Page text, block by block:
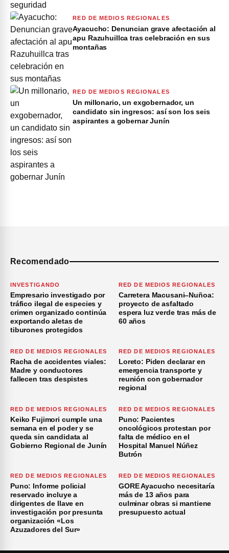
RED DE MEDIOS REGIONALES
Ayacucho: Denuncian grave afectación al
apu Razuhuillca tras celebración en sus
montañas
RED DE MEDIOS REGIONALES
Un millonario, un exgobernador, un
candidato sin ingresos: así son los seis
aspirantes a gobernar Junín
Recomendado
INVESTIGANDO
Empresario investigado por
tráfico ilegal de especies y
crimen organizado continúa
exportando aletas de
tiburones protegidos
RED DE MEDIOS REGIONALES
Carretera Macusani–Nuñoa:
proyecto de asfaltado
espera luz verde tras más de
60 años
RED DE MEDIOS REGIONALES
Racha de accidentes viales:
Madre y conductores
fallecen tras despistes
RED DE MEDIOS REGIONALES
Loreto: Piden declarar en
emergencia transporte y
reunión con gobernador
regional
RED DE MEDIOS REGIONALES
Keiko Fujimori cumple una
semana en el poder y se
queda sin candidata al
Gobierno Regional de Junín
RED DE MEDIOS REGIONALES
Puno: Pacientes
oncológicos protestan por
falta de médico en el
Hospital Manuel Núñez
Butrón
RED DE MEDIOS REGIONALES
Puno: Informe policial
reservado incluye a
dirigentes de Ilave en
investigación por presunta
organización «Los
Azuzadores del Sur»
RED DE MEDIOS REGIONALES
GORE Ayacucho necesitaría
más de 13 años para
culminar obras si mantiene
presupuesto actual